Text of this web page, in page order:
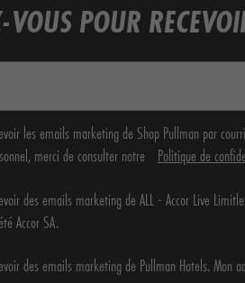
POUR
les emails marketing de Shop Pullman par
merci de consulter notre
Politique de
des emails marketing de ALL - Accor Live
Accor SA.
des emails marketing de Pullman Hotels. Mon